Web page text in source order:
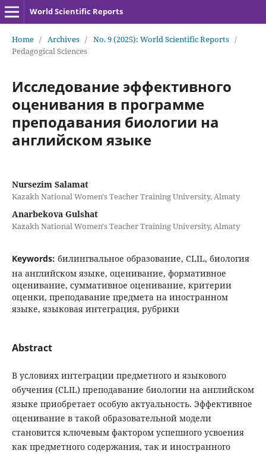
World Scientific Reports
Home / Archives / No. 9 (2025): World Scientific Reports /
Pedagogical Sciences
Исследование эффективного
оценивания в программе
преподавания биологии на
английском языке
Nursezim Salamat
Kazakh National Women's Teacher Training University, Almaty
Anarbekova Gulshat
Kazakh National Women's Teacher Training University, Almaty
Keywords: билингвальное образование, CLIL, биология
на английском языке, оценивание, формативное
оценивание, суммативное оценивание, критерии
оценки, преподавание предмета на иностранном
языке, языковая интеграция, рубрики
Abstract
В условиях интеграции предметного и языкового
обучения (CLIL) преподавание биологии на английском
языке приобретает особую актуальность. Эффективное
оценивание в такой образовательной модели
становится ключевым фактором успешного усвоения
как предметного содержания, так и иностранного